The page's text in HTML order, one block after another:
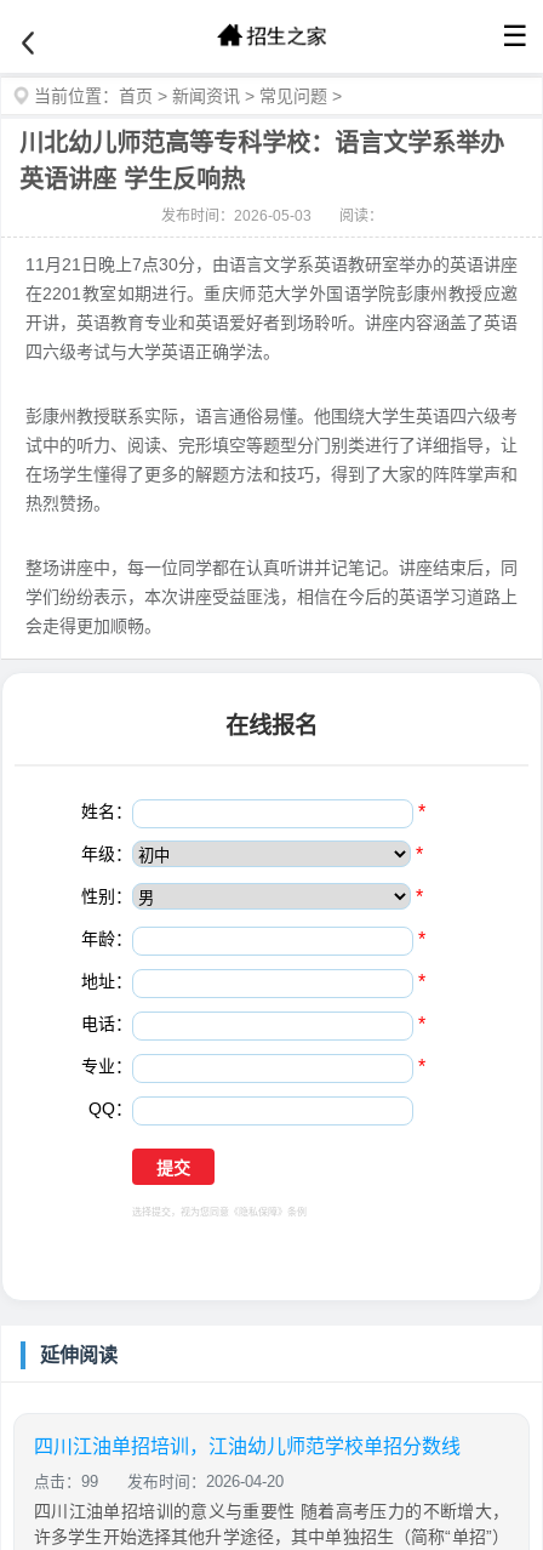
☰
当前位置： 首页 > 新闻资讯 > 常见问题 >
川北幼儿师范高等专科学校：语言文学系举办
英语讲座 学生反响热
发布时间：2026-05-03 阅读：
11月21日晚上7点30分，由语言文学系英语教研室举办的英语讲座
在2201教室如期进行。重庆师范大学外国语学院彭康州教授应邀
开讲，英语教育专业和英语爱好者到场聆听。讲座内容涵盖了英语
四六级考试与大学英语正确学法。
彭康州教授联系实际，语言通俗易懂。他围绕大学生英语四六级考
试中的听力、阅读、完形填空等题型分门别类进行了详细指导，让
在场学生懂得了更多的解题方法和技巧，得到了大家的阵阵掌声和
热烈赞扬。
整场讲座中，每一位同学都在认真听讲并记笔记。讲座结束后，同
学们纷纷表示，本次讲座受益匪浅，相信在今后的英语学习道路上
会走得更加顺畅。
在线报名
姓名： *
年级： *
性别： *
年龄： *
地址： *
电话： *
专业： *
QQ：
选择提交，视为您同意 《隐私保障》 条例
延伸阅读
四川江油单招培训，江油幼儿师范学校单招分数线
点击：99 发布时间：2026-04-20
四川江油单招培训的意义与重要性 随着高考压力的不断增大，
许多学生开始选择其他升学途径，其中单独招生（简称“单招”）